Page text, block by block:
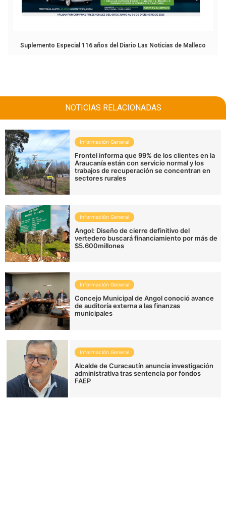
Suplemento Especial 116 años del Diario Las Noticias de Malleco
NOTICIAS RELACIONADAS
Información General
Frontel informa que 99% de los clientes en la
Araucanía están con servicio normal y los
trabajos de recuperación se concentran en
sectores rurales
Información General
Angol: Diseño de cierre definitivo del
vertedero buscará financiamiento por más de
$5.600millones
Información General
Concejo Municipal de Angol conoció avance
de auditoría externa a las finanzas
municipales
Información General
Alcalde de Curacautín anuncia investigación
administrativa tras sentencia por fondos
FAEP